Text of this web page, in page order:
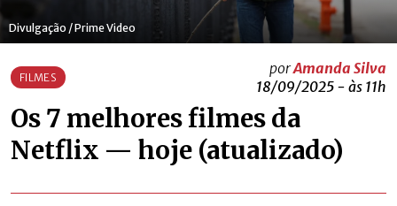
Divulgação / Prime Video
FILMES
porAmanda Silva
18/09/2025 - às 11h
Os 7 melhores filmes da
Netflix — hoje (atualizado)